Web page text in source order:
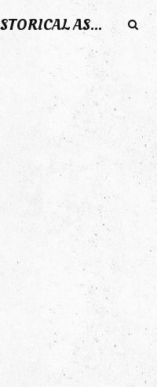
LIBERTY WHEELS HISTORICAL ASSOCIATION